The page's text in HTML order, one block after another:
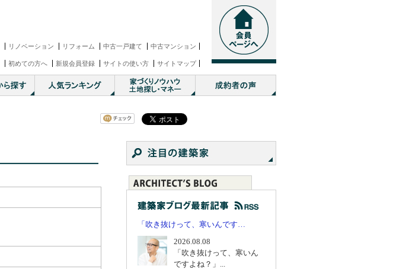
リノベーション リフォーム 中古一戸建て 中古マンション
初めての方へ 新規会員登録 サイトの使い方 サイトマップ
「吹き抜けって、寒いんです…
2026.08.08
「吹き抜けって、寒いん
ですよね？」...